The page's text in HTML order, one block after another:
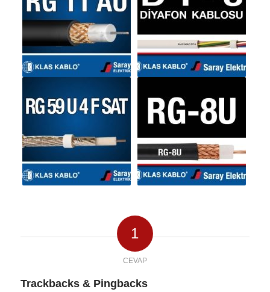
1
CEVAP
Trackbacks & Pingbacks